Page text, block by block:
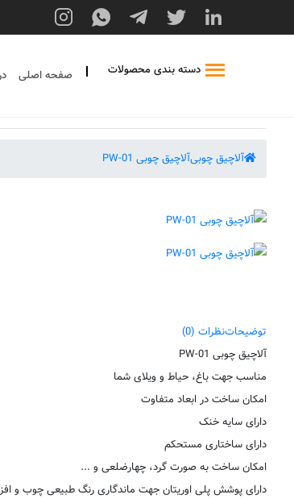
دسته بندی محصولات صفحه اصلی
آلاچیق چوبیآلاچیق چوبی PW-01
توضیحاتنظرات (0)
آلاچیق چوبی PW-01
مناسب جهت باغ، حیاط و ویلای شما
امکان ساخت در ابعاد متفاوت
دارای سایه خنک
دارای ساختاری مستحکم
امکان ساخت به صورت گرد، چهارضلعی و ...
دارای پوشش پلی اوریتان جهت ماندگاری رنگ طبیعی چوب و